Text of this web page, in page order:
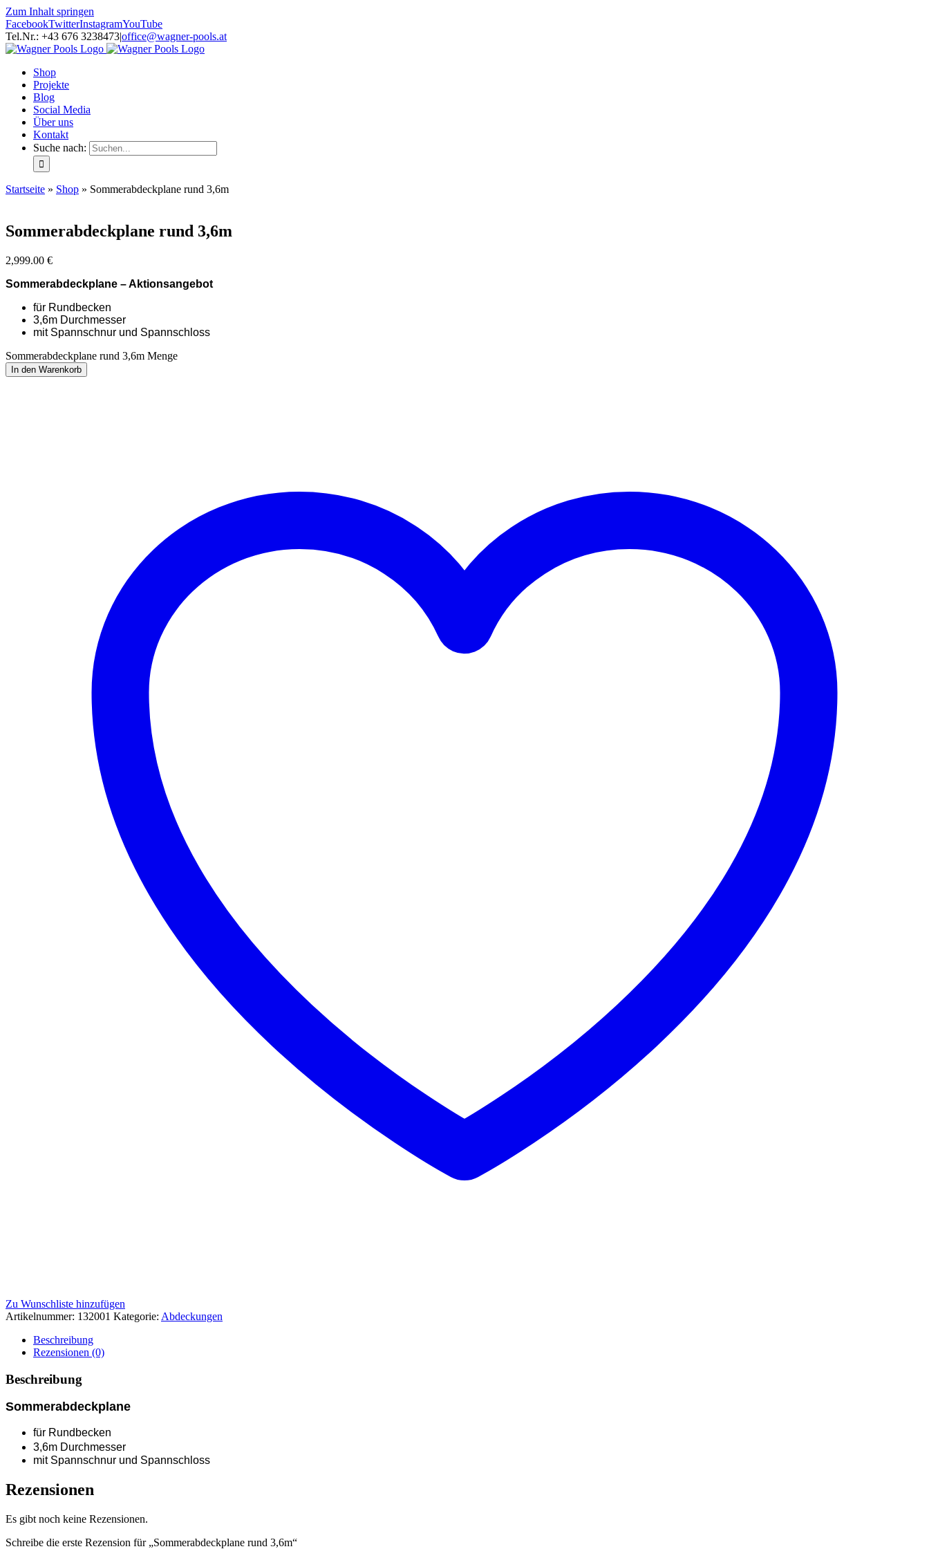
Zum Inhalt springen
FacebookTwitterInstagramYouTube
Tel.Nr.: +43 676 3238473|office@wagner-pools.at
Shop
Projekte
Blog
Social Media
Über uns
Kontakt
Suche nach:
Startseite » Shop » Sommerabdeckplane rund 3,6m
Sommerabdeckplane rund 3,6m
2,999.00 €
Sommerabdeckplane – Aktionsangebot
für Rundbecken
3,6m Durchmesser
mit Spannschnur und Spannschloss
Sommerabdeckplane rund 3,6m Menge
In den Warenkorb
Zu Wunschliste hinzufügen
Artikelnummer: 132001 Kategorie: Abdeckungen
Beschreibung
Rezensionen (0)
Beschreibung
Sommerabdeckplane
für Rundbecken
3,6m Durchmesser
mit Spannschnur und Spannschloss
Rezensionen
Es gibt noch keine Rezensionen.
Schreibe die erste Rezension für „Sommerabdeckplane rund 3,6m“